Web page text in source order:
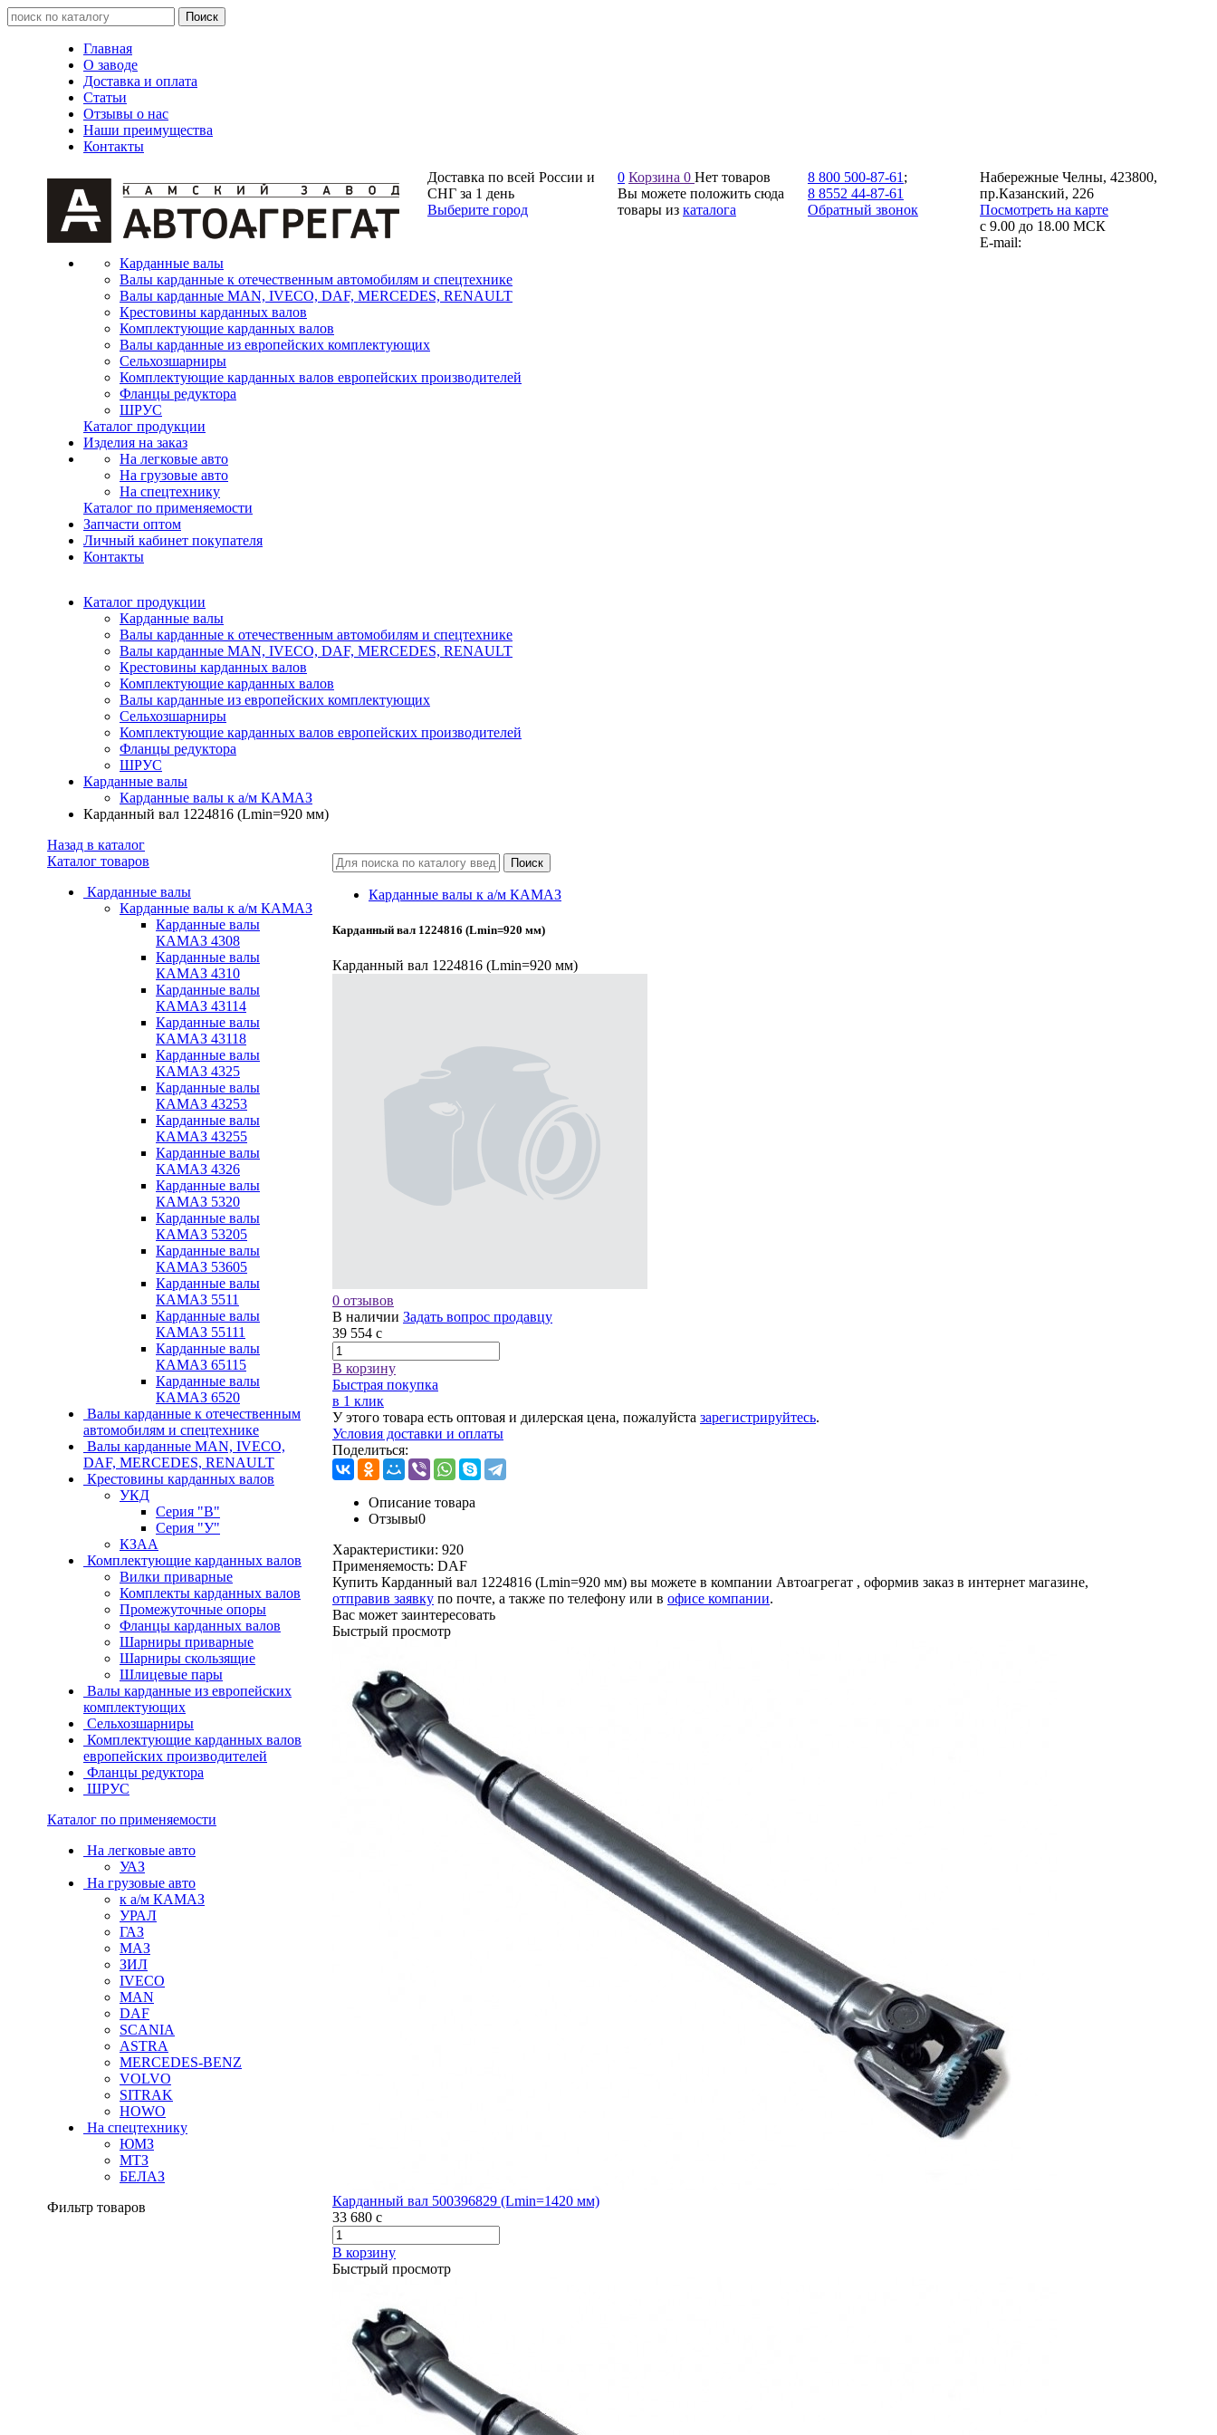
Главная
О заводе
Доставка и оплата
Статьи
Отзывы о нас
Наши преимущества
Контакты
Доставка по всей России и
СНГ за 1 день
Выберите город
0 Корзина 0 Нет товаров
Вы можете положить сюда
товары из каталога
8 800 500-87-61 ;
8 8552 44-87-61
Обратный звонок
Набережные Челны, 423800,
пр.Казанский, 226
Посмотреть на карте
с 9.00 до 18.00 МСК
E-mail:
Карданные валы
Валы карданные к отечественным автомобилям и спецтехнике
Валы карданные MAN, IVECO, DAF, MERCEDES, RENAULT
Крестовины карданных валов
Комплектующие карданных валов
Валы карданные из европейских комплектующих
Сельхозшарниры
Комплектующие карданных валов европейских производителей
Фланцы редуктора
ШРУС
Каталог продукции
Изделия на заказ
На легковые авто
На грузовые авто
На спецтехнику
Каталог по применяемости
Запчасти оптом
Личный кабинет покупателя
Контакты
Каталог продукции
Карданные валы
Валы карданные к отечественным автомобилям и спецтехнике
Валы карданные MAN, IVECO, DAF, MERCEDES, RENAULT
Крестовины карданных валов
Комплектующие карданных валов
Валы карданные из европейских комплектующих
Сельхозшарниры
Комплектующие карданных валов европейских производителей
Фланцы редуктора
ШРУС
Карданные валы
Карданные валы к а/м КАМАЗ
Карданный вал 1224816 (Lmin=920 мм)
Назад в каталог
Каталог товаров
Карданные валы
Карданные валы к а/м КАМАЗ
Карданные валы
КАМАЗ 4308
Карданные валы
КАМАЗ 4310
Карданные валы
КАМАЗ 43114
Карданные валы
КАМАЗ 43118
Карданные валы
КАМАЗ 4325
Карданные валы
КАМАЗ 43253
Карданные валы
КАМАЗ 43255
Карданные валы
КАМАЗ 4326
Карданные валы
КАМАЗ 5320
Карданные валы
КАМАЗ 53205
Карданные валы
КАМАЗ 53605
Карданные валы
КАМАЗ 5511
Карданные валы
КАМАЗ 55111
Карданные валы
КАМАЗ 65115
Карданные валы
КАМАЗ 6520
Валы карданные к отечественным
автомобилям и спецтехнике
Валы карданные MAN, IVECO,
DAF, MERCEDES, RENAULT
Крестовины карданных валов
УКД
Серия "В"
Серия "У"
КЗАА
Комплектующие карданных валов
Вилки приварные
Комплекты карданных валов
Промежуточные опоры
Фланцы карданных валов
Шарниры приварные
Шарниры скользящие
Шлицевые пары
Валы карданные из европейских
комплектующих
Сельхозшарниры
Комплектующие карданных валов
европейских производителей
Фланцы редуктора
ШРУС
Каталог по применяемости
На легковые авто
УАЗ
На грузовые авто
к а/м КАМАЗ
УРАЛ
ГАЗ
МАЗ
ЗИЛ
IVECO
MAN
DAF
SCANIA
ASTRA
MERCEDES-BENZ
VOLVO
SITRAK
HOWO
На спецтехнику
ЮМЗ
МТЗ
БЕЛАЗ
Фильтр товаров
Карданные валы к а/м КАМАЗ
Карданный вал 1224816 (Lmin=920 мм)
Карданный вал 1224816 (Lmin=920 мм)
0 отзывов
В наличии Задать вопрос продавцу
39 554 c
В корзину
Быстрая покупка
в 1 клик
У этого товара есть оптовая и дилерская цена, пожалуйста зарегистрируйтесь.
Условия доставки и оплаты
Поделиться:
Описание товара
Отзывы0
Характеристики: 920
Применяемость: DAF
Купить Карданный вал 1224816 (Lmin=920 мм) вы можете в компании Автоагрегат , оформив заказ в интернет магазине,
отправив заявку по почте, а также по телефону или в офисе компании.
Вас может заинтересовать
Быстрый просмотр
Карданный вал 500396829 (Lmin=1420 мм)
33 680 c
В корзину
Быстрый просмотр